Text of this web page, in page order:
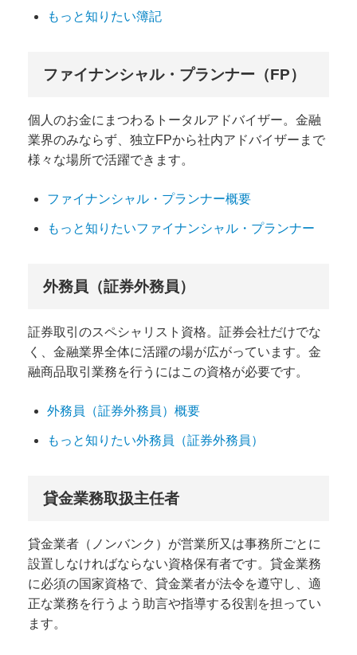
もっと知りたい簿記
ファイナンシャル・プランナー（FP）
個人のお金にまつわるトータルアドバイザー。金融
業界のみならず、独立FPから社内アドバイザーまで
様々な場所で活躍できます。
ファイナンシャル・プランナー概要
もっと知りたいファイナンシャル・プランナー
外務員（証券外務員）
証券取引のスペシャリスト資格。証券会社だけでな
く、金融業界全体に活躍の場が広がっています。金
融商品取引業務を行うにはこの資格が必要です。
外務員（証券外務員）概要
もっと知りたい外務員（証券外務員）
貸金業務取扱主任者
貸金業者（ノンバンク）が営業所又は事務所ごとに
設置しなければならない資格保有者です。貸金業務
に必須の国家資格で、貸金業者が法令を遵守し、適
正な業務を行うよう助言や指導する役割を担ってい
ます。